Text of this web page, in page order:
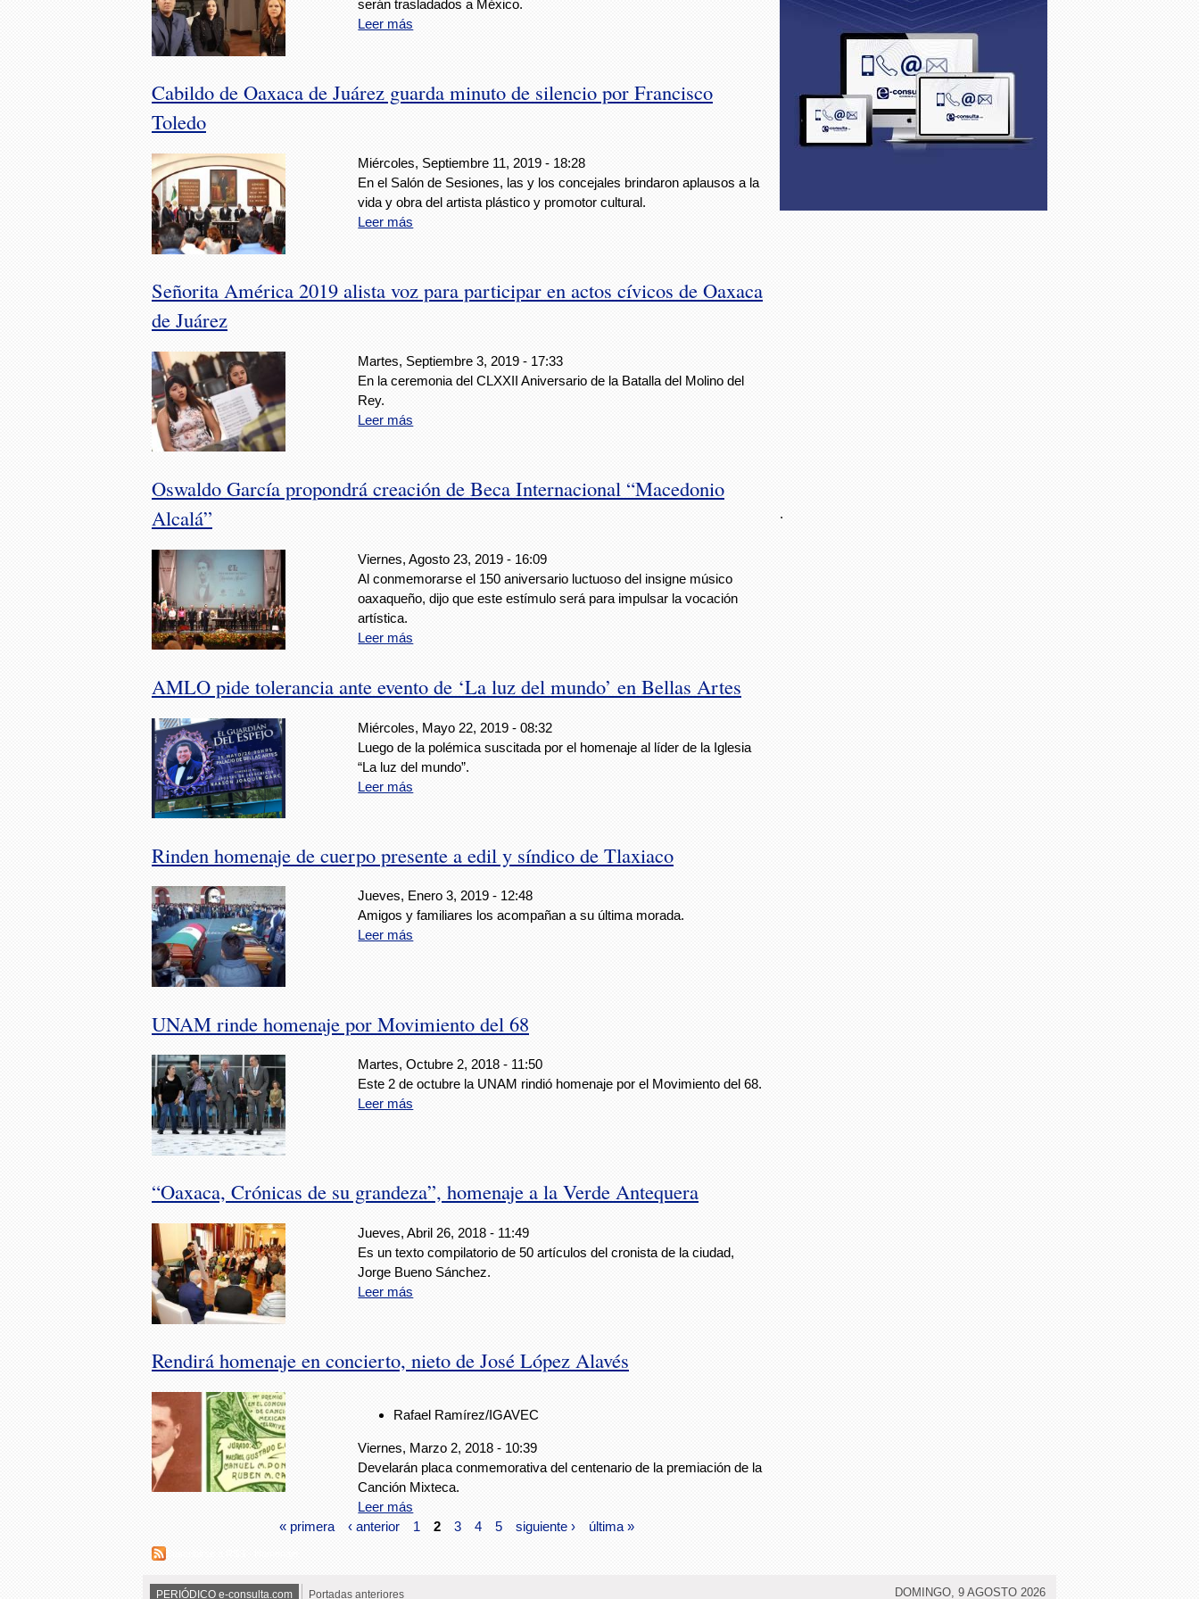
serán trasladados a México.
Leer más
Cabildo de Oaxaca de Juárez guarda minuto de silencio por Francisco
Toledo
Miércoles, Septiembre 11, 2019 - 18:28
En el Salón de Sesiones, las y los concejales brindaron aplausos a la
vida y obra del artista plástico y promotor cultural.
Leer más
Señorita América 2019 alista voz para participar en actos cívicos de Oaxaca
de Juárez
Martes, Septiembre 3, 2019 - 17:33
En la ceremonia del CLXXII Aniversario de la Batalla del Molino del
Rey.
Leer más
Oswaldo García propondrá creación de Beca Internacional “Macedonio
Alcalá”
Viernes, Agosto 23, 2019 - 16:09
Al conmemorarse el 150 aniversario luctuoso del insigne músico
oaxaqueño, dijo que este estímulo será para impulsar la vocación
artística.
Leer más
AMLO pide tolerancia ante evento de ‘La luz del mundo’ en Bellas Artes
Miércoles, Mayo 22, 2019 - 08:32
Luego de la polémica suscitada por el homenaje al líder de la Iglesia
“La luz del mundo”.
Leer más
Rinden homenaje de cuerpo presente a edil y síndico de Tlaxiaco
Jueves, Enero 3, 2019 - 12:48
Amigos y familiares los acompañan a su última morada.
Leer más
UNAM rinde homenaje por Movimiento del 68
Martes, Octubre 2, 2018 - 11:50
Este 2 de octubre la UNAM rindió homenaje por el Movimiento del 68.
Leer más
“Oaxaca, Crónicas de su grandeza”, homenaje a la Verde Antequera
Jueves, Abril 26, 2018 - 11:49
Es un texto compilatorio de 50 artículos del cronista de la ciudad,
Jorge Bueno Sánchez.
Leer más
Rendirá homenaje en concierto, nieto de José López Alavés
Rafael Ramírez/IGAVEC
Viernes, Marzo 2, 2018 - 10:39
Develarán placa conmemorativa del centenario de la premiación de la
Canción Mixteca.
Leer más
« primera
‹ anterior 1 2 3 4 5 siguiente › última »
.
PERIÓDICO e-consulta.com Portadas anteriores DOMINGO, 9 AGOSTO 2026